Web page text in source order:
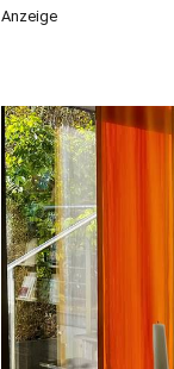
Anzeige